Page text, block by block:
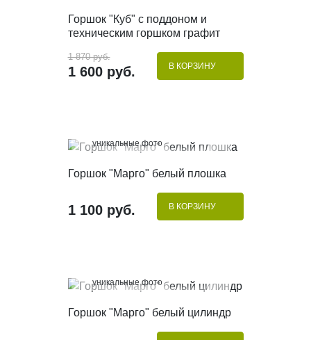
КУПИТЬ В 1 КЛИК
Горшок "Куб" с поддоном и
техническим горшком графит
1 870 руб.
1 600 руб. В КОРЗИНУ
уникальные фото
Горшок "Марго" белый плошка
1 100 руб. В КОРЗИНУ
уникальные фото
Горшок "Марго" белый цилиндр